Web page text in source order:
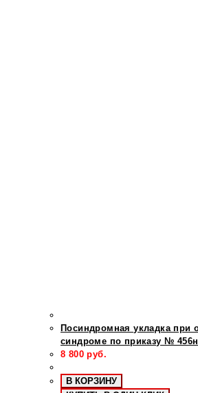
Посиндромная укладка при
синдроме по приказу № 456н
8 800 руб.
В КОРЗИНУ